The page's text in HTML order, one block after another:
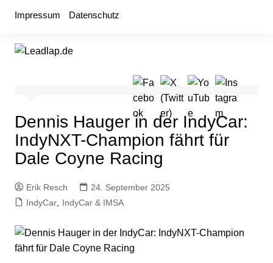
Impressum Datenschutz
Dennis Hauger in der IndyCar:
IndyNXT-Champion fährt für
Dale Coyne Racing
Erik Resch
24. September 2025
IndyCar, IndyCar & IMSA